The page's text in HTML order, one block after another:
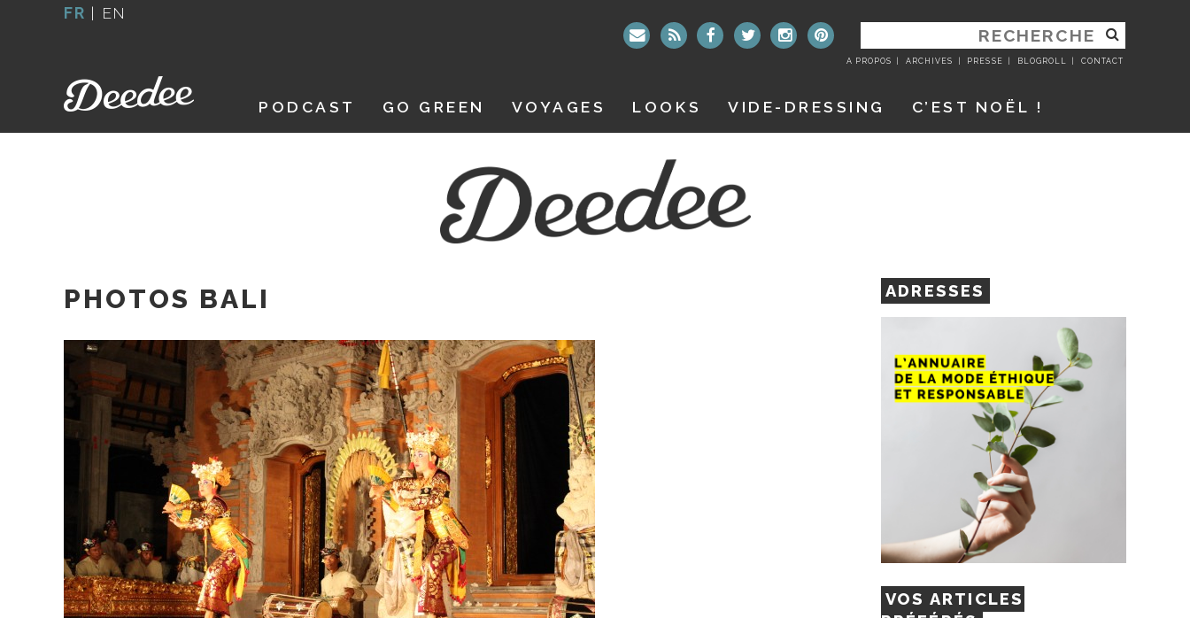
FR | EN
RECHERCHER
:
A PROPOS ARCHIVES PRESSE BLOGROLL CONTACT
PODCAST GO GREEN VOYAGES LOOKS VIDE-DRESSING C’EST NOËL !
PHOTOS BALI ADRESSES
VOS ARTICLES